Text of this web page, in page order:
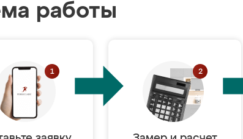
работы